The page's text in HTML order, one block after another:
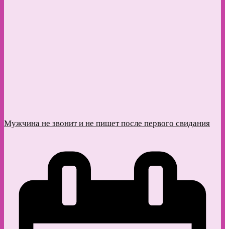
Мужчина не звонит и не пишет после первого свидания